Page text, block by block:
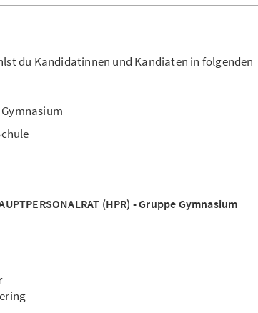
du Kandidatinnen und Kandiaten in folgenden
(HPR) - Gruppe Gymnasium